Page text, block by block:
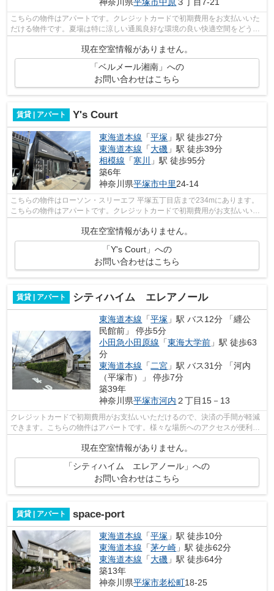
こちらの物件はアパートです。クレジットカードで初期費用をお支払いいた
だける物件です。夏場は特に涼しい通風良好な環境の良い快適空間をどう
ぞ。最上階の物件です。付近にある2つの...
現在空室情報がありません。
「ベルメール湘南」への
お問い合わせはこちら
賃貸 | アパート Y's Court
東海道本線 「平塚 」駅 徒歩27分
東海道本線 「大磯 」駅 徒歩39分
相模線 「寒川
」駅 徒歩95分
築6年
神奈川県平塚市中里24-14
こちらの物件はローソン・スリーエフ 平塚五丁目店まで234mにあります。
こちらの物件はアパートです。クレジットカードで初期費用がお支払いいた
現在空室情報がありません。
「Y's Court」への
お問い合わせはこちら
賃貸 | アパート シティハイム エレアノール
東海道本線 「平塚 」駅 バス12分 「纒公
民館前」 停歩5分
小田急小田原線 「東海大学前 」駅 徒歩63
分
東海道本線 「 二宮 」駅 バス31分 「河内
（平塚市）」 停歩7分
築39年
神奈川県平塚市河内 ２丁目15－13
クレジットカードで初期費用がお支払いいただけるので、決済の手間が軽減
できます。こちらの物件はアパートです。様々な場所へのアクセスが便利に
現在空室情報がありません。
「シティハイム エレアノール」への
お問い合わせはこちら
賃貸 | アパート space-port
東海道本線 「平塚 」駅 徒歩10分
東海道本線 「茅ケ崎 」駅 徒歩62分
東海道本線 「大磯 」駅 徒歩64分
築13年
神奈川県平塚市老松町18-25